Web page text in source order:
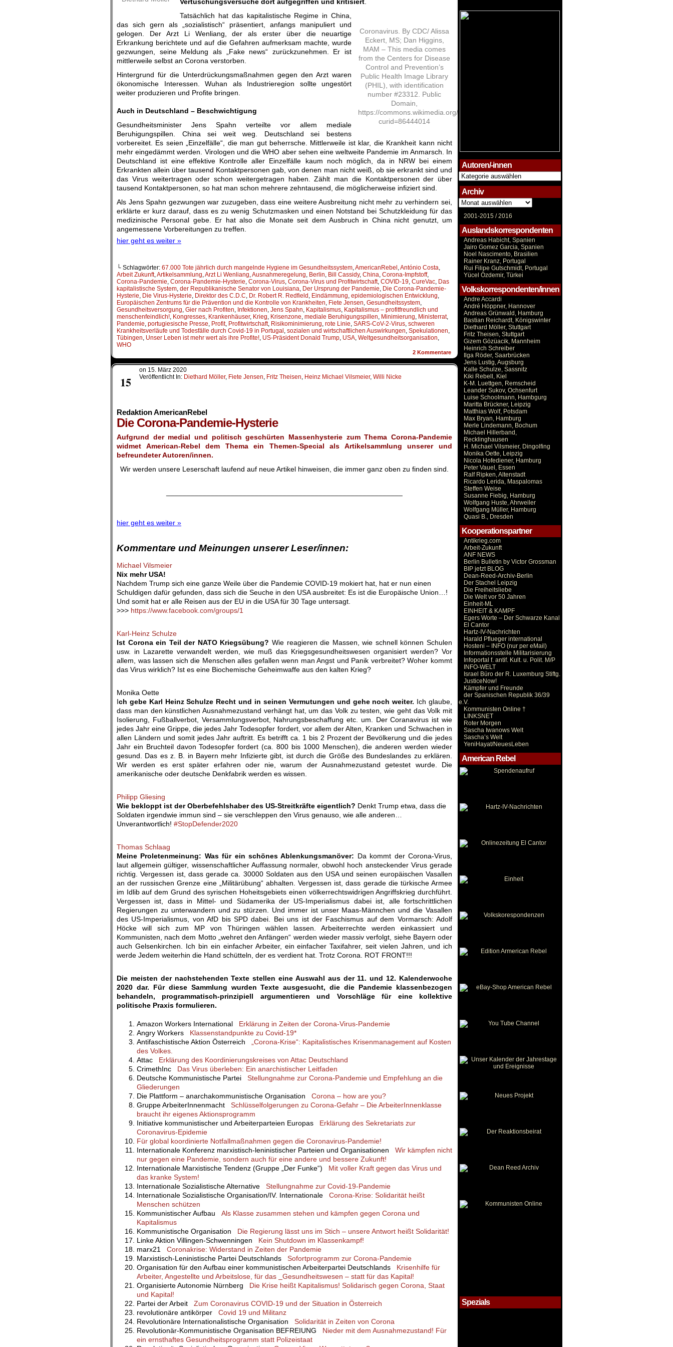
Coronavirus. By CDC/ Alissa
Eckert, MS; Dan Higgins,
MAM – This media comes
from the Centers for Disease
Control and Prevention’s
Public Health Image Library
(PHIL), with identification
number #23312. Public
Domain,
https://commons.wikimedia.org/w/index.php?
curid=86444014
Tatsächlich hat das kapitalistische Regime in China,
das sich gern als „sozialistisch“ präsentiert, anfangs manipuliert und
gelogen. Der Arzt Li Wenliang, der als erster über die neuartige
Erkrankung berichtete und auf die Gefahren aufmerksam machte, wurde
gezwungen, seine Meldung als „Fake news“ zurückzunehmen. Er ist
mittlerweile selbst an Corona verstorben.
Hintergrund für die Unterdrückungsmaßnahmen gegen den Arzt waren
ökonomische Interessen. Wuhan als Industrieregion sollte ungestört
weiter produzieren und Profite bringen.
Auch in Deutschland – Beschwichtigung
Gesundheitsminister Jens Spahn verteilte vor allem mediale
Beruhigungspillen. China sei weit weg. Deutschland sei bestens
vorbereitet. Es seien „Einzelfälle“, die man gut beherrsche. Mittlerweile ist klar, die Krankheit kann nicht
mehr eingedämmt werden. Virologen und die WHO aber sehen eine weltweite Pandemie im Anmarsch. In
Deutschland ist eine effektive Kontrolle aller Einzelfälle kaum noch möglich, da in NRW bei einem
Erkrankten allein über tausend Kontaktpersonen gab, von denen man nicht weiß, ob sie erkrankt sind und
das Virus weitertragen oder schon weitergetragen haben. Zählt man die Kontaktpersonen der über
tausend Kontaktpersonen, so hat man schon mehrere zehntausend, die möglicherweise infiziert sind.
Als Jens Spahn gezwungen war zuzugeben, dass eine weitere Ausbreitung nicht mehr zu verhindern sei,
erklärte er kurz darauf, dass es zu wenig Schutzmasken und einen Notstand bei Schutzkleidung für das
medizinische Personal gebe. Er hat also die Monate seit dem Ausbruch in China nicht genutzt, um
angemessene Vorbereitungen zu treffen.
hier geht es weiter »
└ Schlagwörter: 67.000 Tote jährlich durch mangelnde Hygiene im Gesundheitssystem,AmericanRebel ,António Costa,
Arbeit Zukunft,Artikelsammlung,Arzt Li Wenliang,Ausnahmeregelung, Berlin, Bill Cassidy, China, Corona-Impfstoff,
Corona-Pandemie, Corona-Pandemie-Hysterie, Corona-Virus, Corona-Virus und Profitwirtschaft, COVID-19, CureVac, Das
kapitalistische System, der Republikanische Senator von Louisiana, Der Ursprung der Pandemie, Die Corona-Pandemie-
Hysterie, Die Virus-Hysterie, Direktor des C.D.C, Dr. Robert R. Redfield , Eindämmung, epidemiologischen Entwicklung,
Europäischen Zentrums für die Prävention und die Kontrolle von Krankheiten, Fiete Jensen, Gesundheitssystem,
Gesundheitsversorgung, Gier nach Profiten, Infektionen, Jens Spahn, Kapitalismus, Kapitalismus – profitfreundlich und
menschenfeindlich!, Kongresses, Krankenhäuser, Krieg, Krisenzone, mediale Beruhigungspillen, Minimierung, Ministerrat,
Pandemie, portugiesische Presse, Profit, Profitwirtschaft, Risikominimierung, rote Linie, SARS-CoV-2-Virus, schweren
Krankheitsverläufe und Todesfälle durch Covid-19 in Portugal , sozialen und wirtschaftlichen Auswirkungen, Spekulationen,
Tübingen, Unser Leben ist mehr wert als ihre Profite!, US-Präsident Donald Trump, USA, Weltgesundheitsorganisation,
WHO
2 Kommentare
15
on 15. März 2020
Veröffentlicht In: Diethard Möller, Fiete Jensen, Fritz Theisen, Heinz Michael Vilsmeier, Willi Nicke
Redaktion AmericanRebel
Die Corona-Pandemie-Hysterie
Aufgrund der medial und politisch geschürten Massenhysterie zum Thema Corona-Pandemie
widmet American-Rebeldem Thema ein Themen-Special als Artikelsammlung unserer und
befreundeter Autoren/innen.
Wir werden unsere Leserschaft laufend auf neue Artikel hinweisen, die immer ganz oben zu finden sind.
hier geht es weiter »
Kommentare und Meinungen unserer Leser/innen:
Michael Vilsmeier
Nix mehr USA!
Nachdem Trump sich eine ganze Weile über die Pandemie COVID-19 mokiert hat, hat er nun einen
Schuldigen dafür gefunden, dass sich die Seuche in den USA ausbreitet: Es ist die Europäische Union…!
Und somit hat er alle Reisen aus der EU in die USA für 30 Tage untersagt.
>>> https://www.facebook.com/groups/1
Karl-Heinz Schulze
Ist Corona ein Teil der NATO Kriegsübung? Wie reagieren die Massen, wie schnell können Schulen
usw. in Lazarette verwandelt werden, wie muß das Kriegsgesundheitswesen organisiert werden? Vor
allem, was lassen sich die Menschen alles gefallen wenn man Angst und Panik verbreitet? Woher kommt
das Virus wirklich? Ist es eine Biochemische Geheimwaffe aus den kalten Krieg?
Monika Oette
Ich gebe Karl Heinz Schulze Recht und in seinen Vermutungen und gehe noch weiter. Ich glaube,
dass man den künstlichen Ausnahmezustand verhängt hat, um das Volk zu testen, wie geht das Volk mit
Isolierung, Fußballverbot, Versammlungsverbot, Nahrungsbeschaffung etc. um. Der Coranavirus ist wie
jedes Jahr eine Grippe, die jedes Jahr Todesopfer fordert, vor allem der Alten, Kranken und Schwachen in
allen Ländern und somit jedes Jahr auftritt. Es betrifft ca. 1 bis 2 Prozent der Bevölkerung und die jedes
Jahr ein Bruchteil davon Todesopfer fordert (ca. 800 bis 1000 Menschen), die anderen werden wieder
gesund. Das es z. B. in Bayern mehr Infizierte gibt, ist durch die Größe des Bundeslandes zu erklären.
Wir werden es erst später erfahren oder nie, warum der Ausnahmezustand getestet wurde. Die
amerikanische oder deutsche Denkfabrik werden es wissen.
Philipp Gliesing
Wie bekloppt ist der Oberbefehlshaber des US-Streitkräfte eigentlich? Denkt Trump etwa, dass die
Soldaten irgendwie immun sind – sie verschleppen den Virus genauso, wie alle anderen…
Unverantwortlich! #StopDefender2020
Thomas Schlaag
Meine Proletenmeinung: Was für ein schönes Ablenkungsmanöver: Da kommt der Corona-Virus,
laut allgemein gültiger, wissenschaftlicher Auffassung normaler, obwohl hoch ansteckender Virus gerade
richtig. Vergessen ist, dass gerade ca. 30000 Soldaten aus den USA und seinen europäischen Vasallen
an der russischen Grenze eine „Militärübung“ abhalten. Vergessen ist, dass gerade die türkische Armee
im Idlib auf dem Grund des syrischen Hoheitsgebiets einen völkerrechtswidrigen Angriffskrieg durchführt.
Vergessen ist, dass in Mittel- und Südamerika der US-Imperialismus dabei ist, alle fortschrittlichen
Regierungen zu unterwandern und zu stürzen. Und immer ist unser Maas-Männchen und die Vasallen
des US-Imperialismus, von AfD bis SPD dabei. Bei uns ist der Faschismus auf dem Vormarsch: Adolf
Höcke will sich zum MP von Thüringen wählen lassen. Arbeiterrechte werden einkassiert und
Kommunisten, nach dem Motto „wehret den Anfängen“ werden wieder massiv verfolgt, siehe Bayern oder
auch Gelsenkirchen. Ich bin ein einfacher Arbeiter, ein einfacher Taxifahrer, seit vielen Jahren, und ich
werde Jedem weiterhin die Hand schütteln, der es verdient hat. Trotz Corona. ROT FRONT!!!
Die meisten der nachstehenden Texte stellen eine Auswahl aus der 11. und 12. Kalenderwoche
2020 dar. Für diese Sammlung wurden Texte ausgesucht, die die Pandemie klassenbezogen
behandeln, programmatisch-prinzipiell argumentieren und Vorschläge für eine kollektive
politische Praxis formulieren.
Amazon Workers International Erklärung in Zeiten der Corona-Virus-Pandemie
Angry Workers Klassenstandpunkte zu Covid-19*
Antifaschistische Aktion Österreich
„Corona-Krise“: Kapitalistisches Krisenmanagement auf Kosten
des Volkes.
Attac Erklärung des Koordinierungskreises von Attac Deutschland
CrimethInc Das Virus überleben: Ein anarchistischer Leitfaden
Deutsche Kommunistische Partei Stellungnahme zur Corona-Pandemie und Empfehlung an die
Gliederungen
Die Plattform – anarchakommunistische Organisation Corona – how are you?
Gruppe ArbeiterInnenmacht Schlüsselfolgerungen zu Corona-Gefahr – Die ArbeiterInnenklasse
braucht ihr eigenes Aktionsprogramm
Initiative kommunistischer und Arbeiterparteien Europas Erklärung des Sekretariats zur
Coronavirus-Epidemie
Für global koordinierte Notfallmaßnahmen gegen die Coronavirus-Pandemie!
Internationale Konferenz marxistisch-leninistischer Parteien und Organisationen Wir kämpfen nicht
nur gegen eine Pandemie, sondern auch für eine andere und bessere Zukunft!
Internationale Marxistische Tendenz (Gruppe „Der Funke“) Mit voller Kraft gegen das Virus und
das kranke System!
Internationale Sozialistische Alternative Stellungnahme zur Covid-19-Pandemie
Internationale Sozialistische Organisation/IV. Internationale Corona-Krise: Solidarität heißt
Menschen schützen
Kommunistischer Aufbau Als Klasse zusammen stehen und kämpfen gegen Corona und
Kapitalismus
Kommunistische Organisation Die Regierung lässt uns im Stich – unsere Antwort heißt Solidarität!
Linke Aktion Villingen-Schwenningen Kein Shutdown im Klassenkampf!
marx21 Coronakrise: Widerstand in Zeiten der Pandemie
Marxistisch-Leninistische Partei Deutschlands Sofortprogramm zur Corona-Pandemie
Organisation für den Aufbau einer kommunistischen Arbeiterpartei Deutschlands Krisenhilfe für
Arbeiter, Angestellte und Arbeitslose, für das
Gesundheitswesen – statt für das Kapital!
Organisierte Autonomie Nürnberg Die Krise heißt Kapitalismus! Solidarisch gegen Corona, Staat
und Kapital!
Partei der Arbeit Zum Coronavirus COVID-19 und der Situation in Österreich
revolutionäre antikörper Covid 19 und Militanz
Revolutionäre Internationalistische Organisation Solidarität in Zeiten von Corona
Revolutionär-Kommunistische Organisation BEFREIUNG Nieder mit dem Ausnahmezustand! Für
ein ernsthaftes Gesundheitsprogramm statt Polizeistaat
Autoren/-innen
Autoren/-
innen
Archiv
Archiv
2001-2015 /2016
Auslandskorrespondenten
Andreas Habicht, Spanien
Jairo Gomez Garcia, Spanien
Noel Nascimento, Brasilien
Rainer Kranz, Portugal
Rui Filipe Gutschmidt, Portugal
Yücel Özdemir, Türkei
Volkskorrespondenten/innen
Andre Accardi
André Höppner, Hannover
Andreas Grünwald, Hamburg
Bastian Reichardt, Königswinter
Diethard Möller, Stuttgart
Fritz Theisen, Stuttgart
Gizem Gözüacik, Mannheim
Heinrich Schreiber
Ilga Röder, Saarbrücken
Jens Lustig, Augsburg
Kalle Schulze, Sassnitz
Kiki Rebell, Kiel
K-M. Luettgen, Remscheid
Leander Sukov, Ochsenfurt
Luise Schoolmann, Hambgurg
Maritta Brückner, Leipzig
Matthias Wolf, Potsdam
Max Bryan, Hamburg
Merle Lindemann, Bochum
Michael Hillerband,
Recklinghausen
H. Michael Vilsmeier, Dingolfing
Monika Oette, Leipzig
Nicola Hofediener, Hamburg
Peter Vauel, Essen
Ralf Ripken, Altenstadt
Ricardo Lerida, Maspalomas
Steffen Weise
Susanne Fiebig, Hamburg
Wolfgang Huste, Ahrweiler
Wolfgang Müller, Hamburg
Quasi B., Dresden
Kooperationspartner
Antikrieg.com
Arbeit-Zukunft
ANF NEWS
Berlin Bulletin by Victor Grossman
BIP jetzt BLOG
Dean-Reed-Archiv-Berlin
Der Stachel Leipzig
Die Freiheitsliebe
Die Welt vor 50 Jahren
Einheit-ML
EINHEIT & KAMPF
Egers Worte – Der Schwarze Kanal
El Cantor
Hartz-IV-Nachrichten
Harald Pflueger international
Hosteni – INFO (nur per eMail)
Informationsstelle Militarisierung
Infoportal f. antif. Kult. u. Polit. M/P
INFO-WELT
Israel Büro der R. Luxemburg Stiftg.
JusticeNow!
Kämpfer und Freunde
der Spanischen Republik 36/39
e.V.
Kommunisten Online †
LINKSNET
Roter Morgen
Sascha Iwanows Welt
Sascha’s Welt
YeniHayat/NeuesLeben
American Rebel
Spezials